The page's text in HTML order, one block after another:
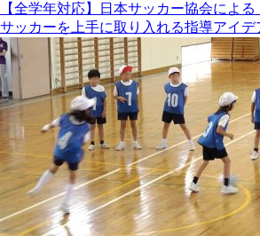
【全学年対応】日本サッカー協会によ
サッカーを上手に取り入れる指導アイデ